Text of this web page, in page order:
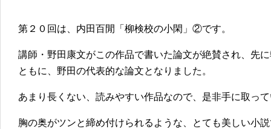
第２０回は、内田百閒「柳検校の小閑」②です。
講師・野田康文がこの作品で書いた論文が絶賛され、先
ともに、野田の代表的な論文となりました。
あまり長くない、読みやすい作品なので、是非手に取っ
胸の奥がツンと締め付けられるような、とても美しい小